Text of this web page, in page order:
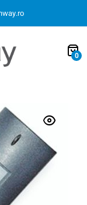
0